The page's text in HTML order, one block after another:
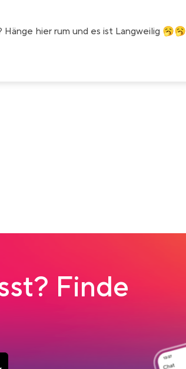
hier rum und es ist Langweilig 🥱🥱
Finde